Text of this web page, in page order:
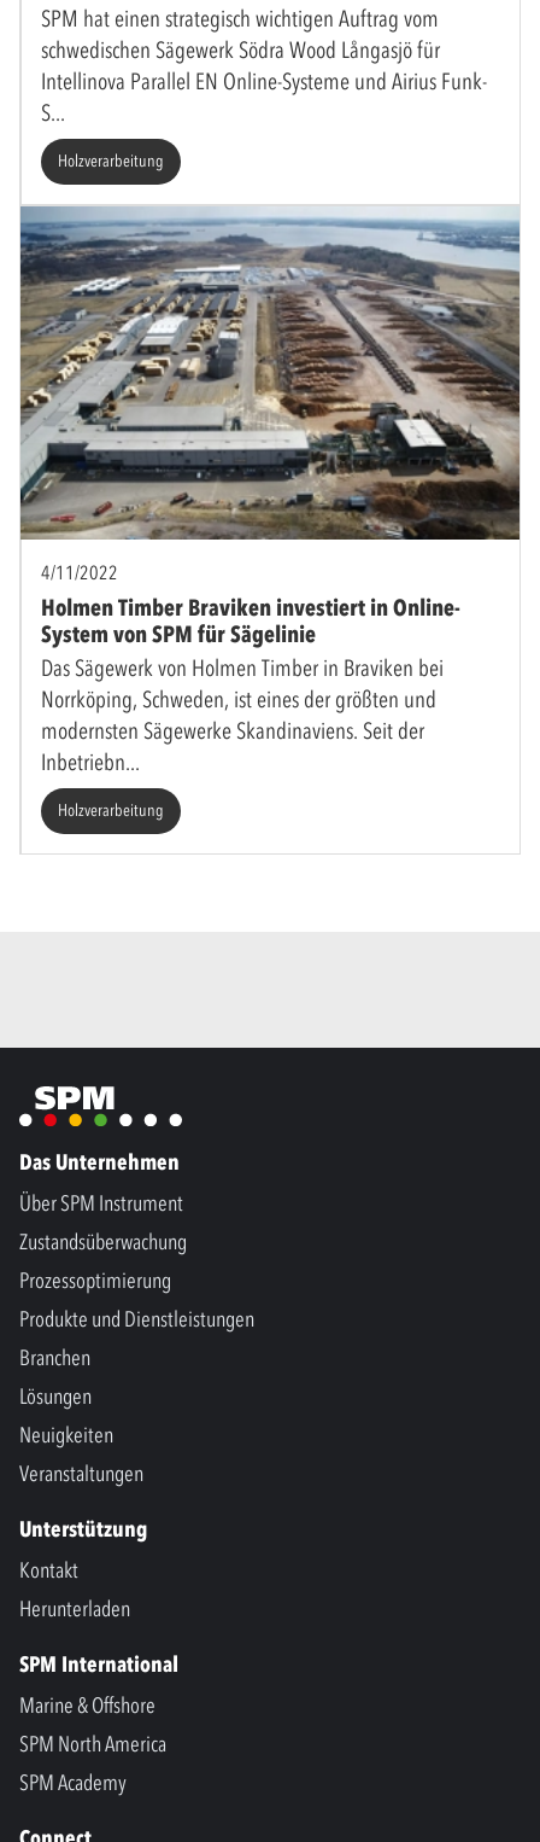
SPM hat einen strategisch wichtigen Auftrag vom
schwedischen Sägewerk Södra Wood Långasjö für
Intellinova Parallel EN Online-Systeme und Airius Funk-
S
Holzverarbeitung
4/11/2022
Holmen Timber Braviken investiert in Online-
System von SPM für Sägelinie
Das Sägewerk von Holmen Timber in Braviken bei
Norrköping, Schweden, ist eines der größten und
modernsten Sägewerke Skandinaviens. Seit der
Inbetriebn
Holzverarbeitung
Das Unternehmen
Über SPM Instrument
Zustandsüberwachung
Prozessoptimierung
Produkte und Dienstleistungen
Branchen
Lösungen
Neuigkeiten
Veranstaltungen
Unterstützung
Kontakt
Herunterladen
SPM International
Marine & Offshore
SPM North America
SPM Academy